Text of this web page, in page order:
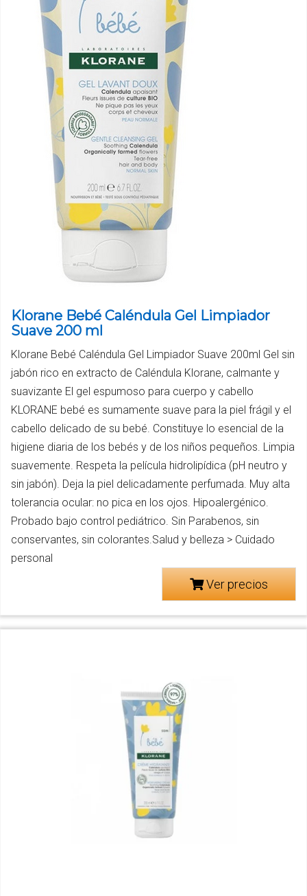
Klorane Bebé Caléndula Gel Limpiador
Suave 200 ml
Klorane Bebé Caléndula Gel Limpiador Suave 200ml Gel sin
jabón rico en extracto de Caléndula Klorane, calmante y
suavizante El gel espumoso para cuerpo y cabello
KLORANE bebé es sumamente suave para la piel frágil y el
cabello delicado de su bebé. Constituye lo esencial de la
higiene diaria de los bebés y de los niños pequeños. Limpia
suavemente. Respeta la película hidrolipídica (pH neutro y
sin jabón). Deja la piel delicadamente perfumada. Muy alta
tolerancia ocular: no pica en los ojos. Hipoalergénico.
Probado bajo control pediátrico. Sin Parabenos, sin
conservantes, sin colorantes.Salud y belleza > Cuidado
personal
Ver precios